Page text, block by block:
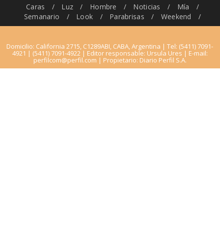
Caras
/ Luz / Hombre / Noticias / Mía
/
Semanario
/ Look / Parabrisas / Weekend /
Domicilio: California 2715, C1289ABI, CABA, Argentina | Tel: (5411) 7091-
4921 | (5411) 7091-4922 | Editor responsable: Ursula Ures | E-mail:
perfilcom@perfil.com | Propietario: Diario Perfil S.A.